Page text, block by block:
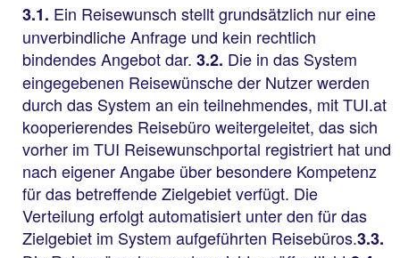
3.1. Ein Reisewunsch stellt grundsätzlich nur eine
unverbindliche Anfrage und kein rechtlich
bindendes Angebot dar. 3.2. Die in das System
eingegebenen Reisewünsche der Nutzer werden
durch das System an ein teilnehmendes, mit TUI.at
kooperierendes Reisebüro weitergeleitet, das sich
vorher im TUI Reisewunschportal registriert hat und
nach eigener Angabe über besondere Kompetenz
für das betreffende Zielgebiet verfügt. Die
Verteilung erfolgt automatisiert unter den für das
Zielgebiet im System aufgeführten Reisebüros.3.3.